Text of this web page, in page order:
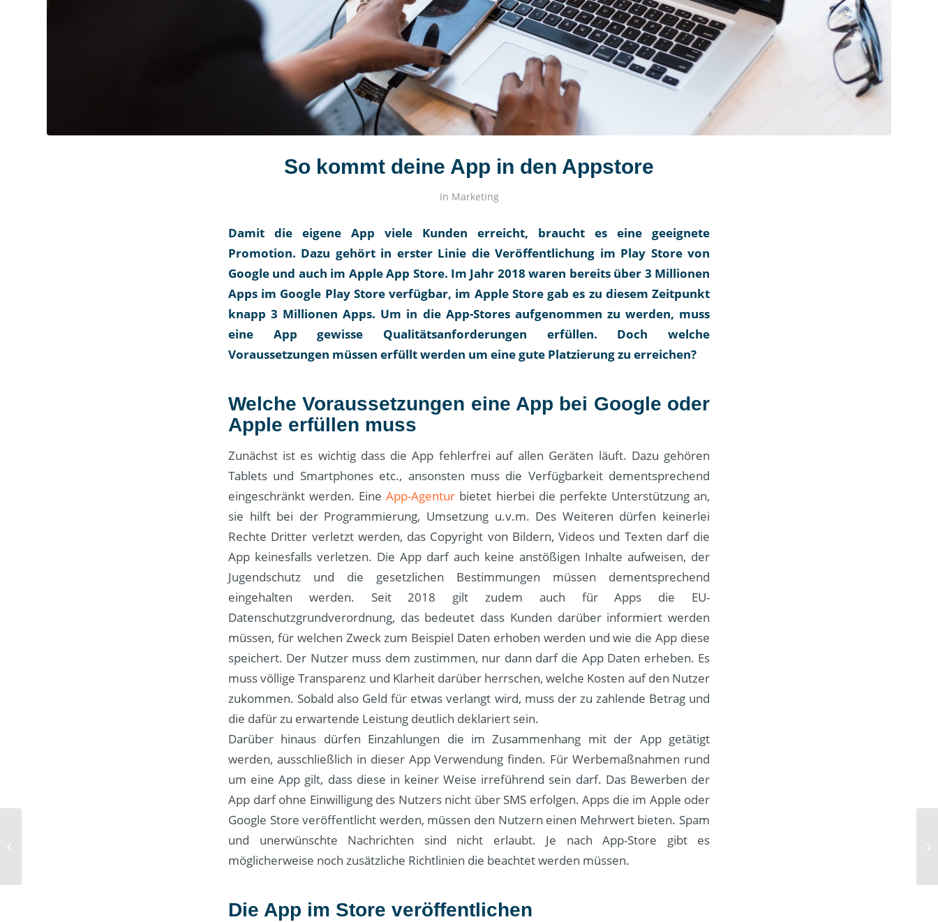
So kommt deine App in den Appstore
in Marketing
Damit die eigene App viele Kunden erreicht, braucht es eine geeignete
Promotion. Dazu gehört in erster Linie die Veröffentlichung im Play Store von
Google und auch im Apple App Store. Im Jahr 2018 waren bereits über 3 Millionen
Apps im Google Play Store verfügbar, im Apple Store gab es zu diesem Zeitpunkt
knapp 3 Millionen Apps. Um in die App-Stores aufgenommen zu werden, muss
eine App gewisse Qualitätsanforderungen erfüllen. Doch welche
Voraussetzungen müssen erfüllt werden um eine gute Platzierung zu erreichen?
Welche Voraussetzungen eine App bei Google oder
Apple erfüllen muss
Zunächst ist es wichtig dass die App fehlerfrei auf allen Geräten läuft. Dazu gehören
Tablets und Smartphones etc., ansonsten muss die Verfügbarkeit dementsprechend
eingeschränkt werden. EineApp-Agentur bietet hierbei die perfekte Unterstützung an,
sie hilft bei der Programmierung, Umsetzung u.v.m. Des Weiteren dürfen keinerlei
Rechte Dritter verletzt werden, das Copyright von Bildern, Videos und Texten darf die
App keinesfalls verletzen. Die App darf auch keine anstößigen Inhalte aufweisen, der
Jugendschutz und die gesetzlichen Bestimmungen müssen dementsprechend
eingehalten werden. Seit 2018 gilt zudem auch für Apps die EU-
Datenschutzgrundverordnung, das bedeutet dass Kunden darüber informiert werden
müssen, für welchen Zweck zum Beispiel Daten erhoben werden und wie die App diese
speichert. Der Nutzer muss dem zustimmen, nur dann darf die App Daten erheben. Es
muss völlige Transparenz und Klarheit darüber herrschen, welche Kosten auf den Nutzer
zukommen. Sobald also Geld für etwas verlangt wird, muss der zu zahlende Betrag und
die dafür zu erwartende Leistung deutlich deklariert sein.
Darüber hinaus dürfen Einzahlungen die im Zusammenhang mit der App getätigt
werden, ausschließlich in dieser App Verwendung finden. Für Werbemaßnahmen rund
um eine App gilt, dass diese in keiner Weise irreführend sein darf. Das Bewerben der
App darf ohne Einwilligung des Nutzers nicht über SMS erfolgen. Apps die im Apple oder
Google Store veröffentlicht werden, müssen den Nutzern einen Mehrwert bieten. Spam
und unerwünschte Nachrichten sind nicht erlaubt. Je nach App-Store gibt es
möglicherweise noch zusätzliche Richtlinien die beachtet werden müssen.
Die App im Store veröffentlichen